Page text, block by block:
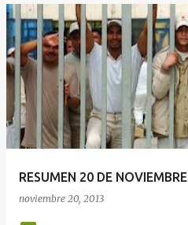
RESUMEN 20 DE
noviembre 20, 2013